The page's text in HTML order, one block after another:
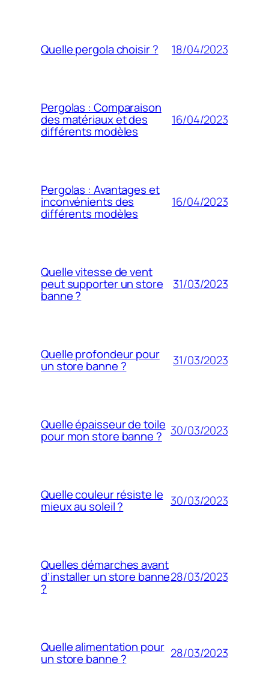
Quelle pergola choisir ? 18/04/2023
Pergolas : Comparaison
des matériaux et des
différents modèles
16/04/2023
Pergolas : Avantages et
inconvénients des
différents modèles
16/04/2023
Quelle vitesse de vent
peut supporter un store
banne ?
31/03/2023
Quelle profondeur pour
un store banne ? 31/03/2023
Quelle épaisseur de toile
pour mon store banne ? 30/03/2023
Quelle couleur résiste le
mieux au soleil ? 30/03/2023
Quelles démarches avant
d’installer un store banne
?
28/03/2023
Quelle alimentation pour
un store banne ? 28/03/2023